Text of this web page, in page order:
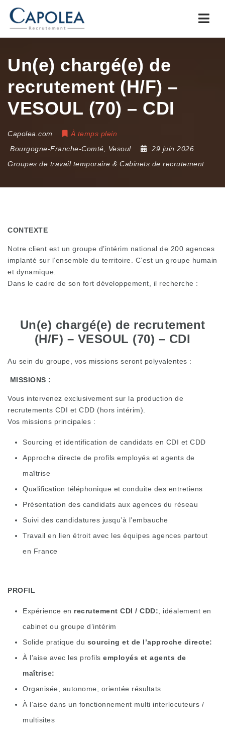
Un(e) chargé(e) de
recrutement (H/F) –
VESOUL (70) – CDI
Capolea.com
À temps plein
Bourgogne-Franche-Comté
Vesoul
29 juin 2026
Groupes de travail temporaire & Cabinets de recrutement
CONTEXTE
Notre client est un groupe d’intérim national de 200 agences
implanté sur l’ensemble du territoire. C’est un groupe humain
et dynamique.
Dans le cadre de son fort développement, il recherche :
Un(e) chargé(e) de recrutement
(H/F) – VESOUL (70) – CDI
Au sein du groupe, vos missions seront polyvalentes :
MISSIONS :
Vous intervenez exclusivement sur la production de
recrutements CDI et CDD (hors intérim).
Vos missions principales :
Sourcing et identification de candidats en CDI et CDD
Approche directe de profils employés et agents de
maîtrise
Qualification téléphonique et conduite des entretiens
Présentation des candidats aux agences du réseau
Suivi des candidatures jusqu’à l’embauche
Travail en lien étroit avec les équipes agences partout
en France
PROFIL
Expérience en recrutement CDI / CDD , idéalement en
cabinet ou groupe d’intérim
Solide pratique du sourcing et de l’approche directe
À l’aise avec les profils employés et agents de
maîtrise
Organisée, autonome, orientée résultats
À l’aise dans un fonctionnement multi interlocuteurs /
multisites